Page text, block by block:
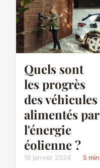
Quels sont
les progrès
des véhicules
alimentés par
l'énergie
éolienne ?
19 janvier 2024 5 min